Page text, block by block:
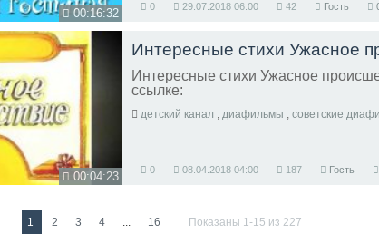
00:16:32 0 29.07.2018 06:00 42 Гость
00:04:23
Интересные стихи Ужасное
Интересные стихи Ужасное
ссылке:
детский канал , диафильмы , советские
0 08.04.2018 04:00 187 Гость
1 2 3 4 ... 16 Показаны 1-15 из 227